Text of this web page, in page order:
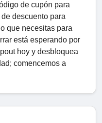
de cupón para
descuento para
que necesitas para
está esperando por
hoy y desbloquea
comencemos a